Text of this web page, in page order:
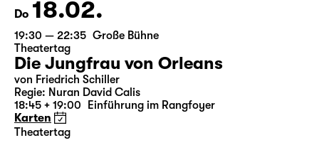
Karten
Do 18.02.
19:30 — 22:35 Große Bühne
Theatertag
Die Jungfrau von Orleans
von Friedrich Schiller